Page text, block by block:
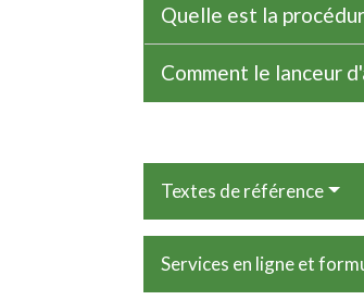
Quelle est la
Comment le lanceur
Textes de référence
Services en ligne et